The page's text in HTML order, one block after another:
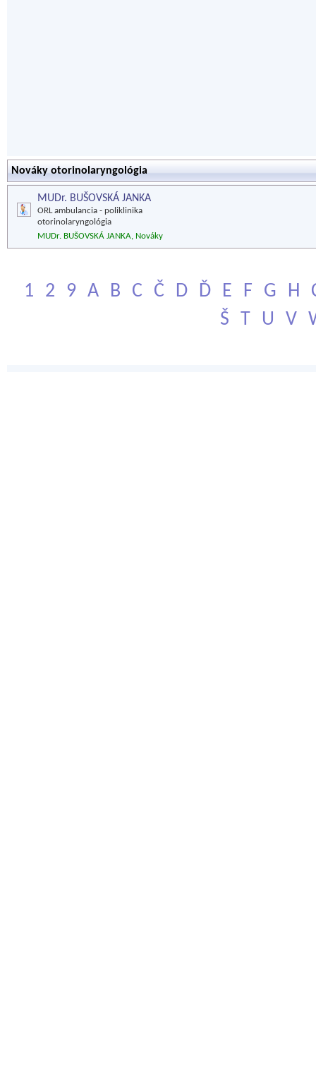
Nováky otorinolaryngológia
MUDr. BUŠOVSKÁ JANKA
ORL ambulancia - poliklinika
otorinolaryngológia
MUDr. BUŠOVSKÁ JANKA, Nováky
1 2 9 A B C Č D Ď E F G H
Š
T U V